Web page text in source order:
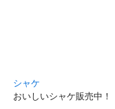
シャケ
おいしいシャケ販売中！